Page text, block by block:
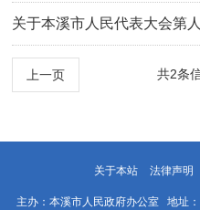
表第2057号建议办理情况的
关于本溪市人民代表大会第
表第2012号建议办理情况的
上一页 共2条
关于本站 法律声明
主办：本溪市人民政府办公室 地址